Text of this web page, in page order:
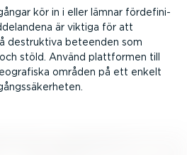
kör in i eller lämnar förde­fi­ni­
är viktiga för att
destruktiva beteenden som
stöld. Använd plattformen till
områden på ett enkelt